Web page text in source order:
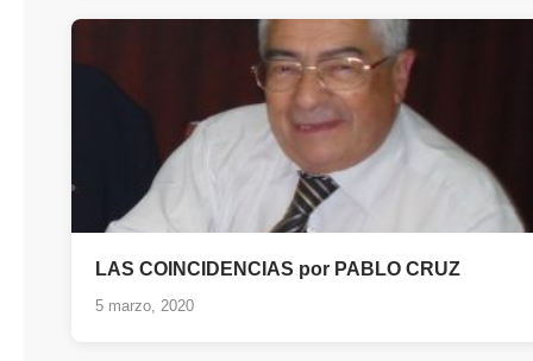
LAS COINCIDENCIAS por PABLO CRUZ
5 marzo, 2020